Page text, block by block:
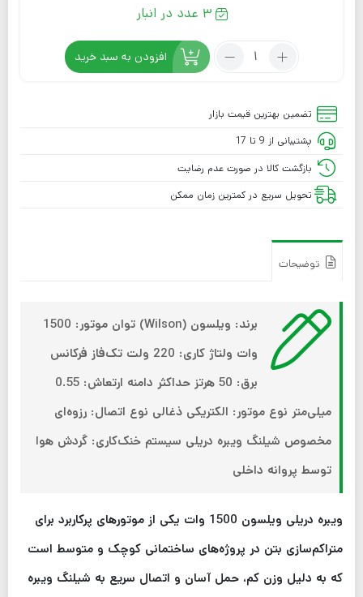
3 عدد در انبار
افزودن به سبد خرید
تضمین بهترین قیمت بازار
پشتیبانی از 9 تا 17
بازگشت کالا در صورت عدم رضایت
تحویل سریع در کمترین زمان ممکن
توضیحات
برند: ویلسون (Wilson)
توان موتور: 1500
وات ولتاژ کاری: 220 ولت تک‌فاز
فرکانس
برق: 50 هرتز
حداکثر دامنه ارتعاش: 0.55
میلی‌متر نوع موتور: الکتریکی ذغالی نوع اتصال: رزوه‌ای
مخصوص شیلنگ ویبره دریلی سیستم خنک‌کاری: گردش هوا
توسط پروانه داخلی
ویبره دریلی ویلسون 1500 وات یکی از موتورهای پرکاربرد برای
متراکم‌سازی بتن در پروژه‌های ساختمانی کوچک و متوسط است
که به دلیل وزن کم، حمل آسان و اتصال سریع به شیلنگ ویبره